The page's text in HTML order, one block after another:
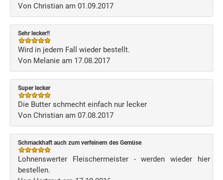
Von Christian am 01.09.2017
Sehr lecker!!
Wird in jedem Fall wieder bestellt.
Von Melanie am 17.08.2017
Super lecker
Die Butter schmecht einfach nur lecker
Von Christian am 07.08.2017
Schmackhaft auch zum verfeinern des Gemüse
Lohnenswerter Fleischermeister - werden wieder hier
bestellen.